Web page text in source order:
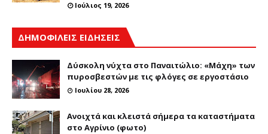
Ιούλιος 19, 2026
ΔΗΜΟΦΙΛΕΙΣ ΕΙΔΗΣΕΙΣ
Δύσκολη νύχτα στο Παναιτώλιο: «Μάχη» των
πυροσβεστών με τις φλόγες σε εργοστάσιο
Ιουλίου 28, 2026
Ανοιχτά και κλειστά σήμερα τα καταστήματα
στο Αγρίνιο (φωτο)